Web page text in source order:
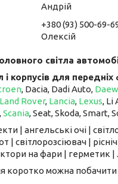
Андрій
+380 (93) 500-69-
Олексій
світла
корпусів для
, Dacia, Dadi Auto,
Land Rover, Lancia, Lexus, Li
Scania, Seat, Skoda, Smart,
| ангельські очі |
світлорозсіювач |
на фари | герметик
коротко можна